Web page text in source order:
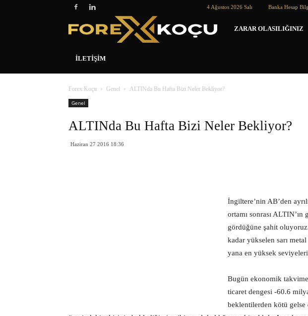
4 Ağustos 2026 Salı Banka Hesap
Forex
ZARAR OLASILIĞINIZ
İLETIŞIM
Forex Koçu Genel
ALTINda Bu Hafta Bizi Neler Bekliyor?
Genel
ALTINda Bu Hafta Bizi Neler Bekliyor?
Haziran 27 2016 18:36
İngiltere’nin AB’den
ortamı sonrası
gördüğüne şahit
kadar yükselen sarı
yana en yüksek
Bugün ekonomik takvime
ticaret dengesi -60.6
beklentilerden kötü